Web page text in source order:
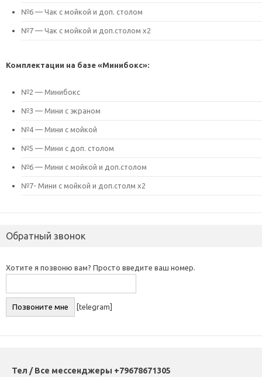
№6 — Чак с мойкой и доп. столом
№7 — Чак с мойкой и доп.столом х2
Комплектации на базе «Минибокс»:
№2 — Минибокс
№3 — Мини с экраном
№4 — Мини с мойкой
№5 — Мини с доп. столом
№6 — Мини с мойкой и доп.столом
№7- Мини с мойкой и доп.столм х2
Обратный звонок
Хотите я позвоню вам? Просто введите ваш номер.
[telegram]
Тел / Все мессенджеры +79678671305